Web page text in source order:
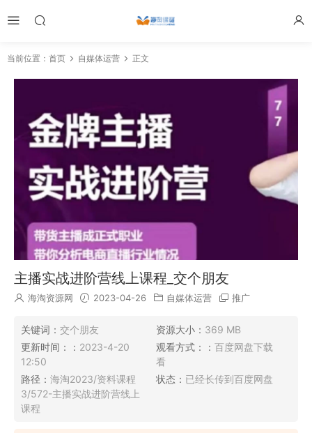
当前位置： 首页 自媒体运营 正文
主播实战进阶营线上课程_交个朋友
海淘资源网 2023-04-26 自媒体运营 推广
关键词： 交个朋友 资源大小： 369 MB
更新时间：： 2023-4-20
12:50
观看方式：： 百度网盘下载
看
路径： 海淘2023/资料课程
3/572-主播实战进阶营线上
课程
状态： 已经长传到百度网盘